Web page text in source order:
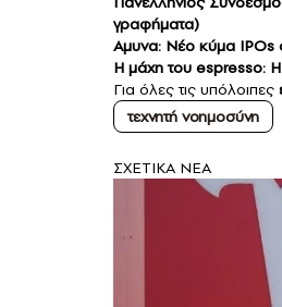
γραφήματα)
Aμυνα: Νέο κύμα IPOs
Η μάχη του espresso:
Για όλες τις υπόλοιπες
τεχνητή νοημοσύνη
ΣXETIKA NEA